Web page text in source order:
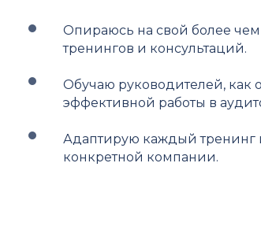
Опираюсь на свой более
тренингов и консультаций.
Обучаю руководителей, как
эффективной работы в
Адаптирую каждый тренинг
конкретной компании.